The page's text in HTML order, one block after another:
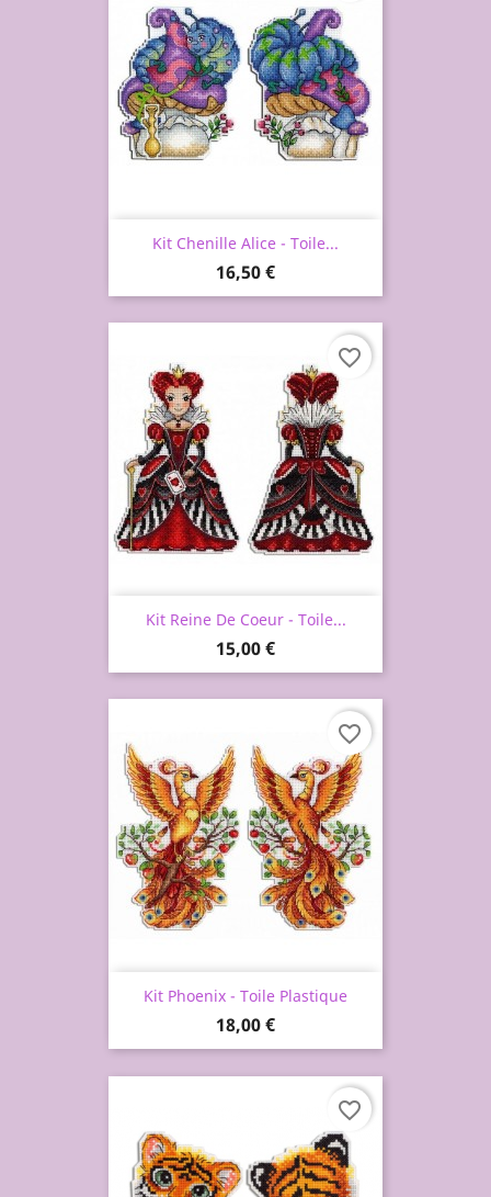
Kit Chenille Alice - Toile...
Prix
16,50 €
Kit Reine De Coeur - Toile...
Prix
15,00 €
favorite_border
Kit Phoenix - Toile Plastique
Prix
18,00 €
favorite_border
favorite_border